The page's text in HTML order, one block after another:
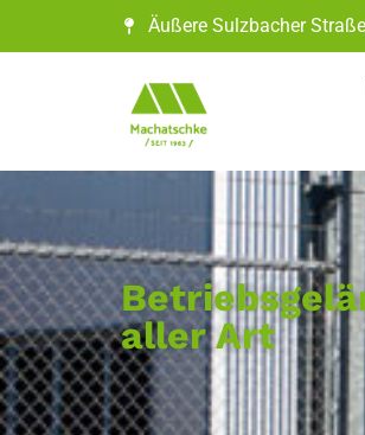
Äußere Sulzbacher
aller Art